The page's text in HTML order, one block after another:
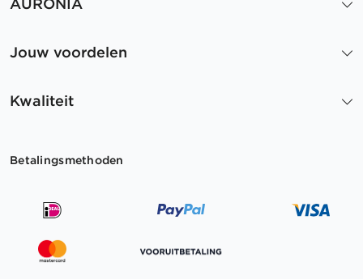
AURONIA
Jouw voordelen
Kwaliteit
Betalingsmethoden